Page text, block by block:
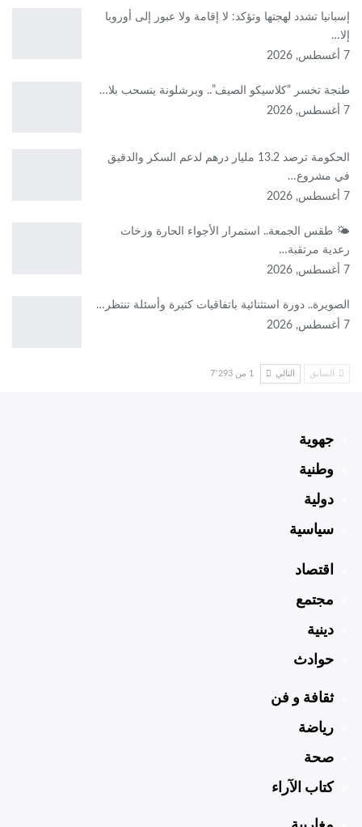
إسبانيا تشدد لهجتها وتؤكد: لا إقامة ولا عبور إلى أوروبا
إلا…
7 أغسطس, 2026
طنجة تخسر “كلاسيكو الصيف”.. وبرشلونة ينسحب بلا…
7 أغسطس, 2026
الحكومة ترصد 13.2 مليار درهم لدعم السكر والدقيق
في مشروع…
7 أغسطس, 2026
🌤️ طقس الجمعة.. استمرار الأجواء الحارة وزخات
رعدية مرتقبة…
7 أغسطس, 2026
الصويرة.. دورة استثنائية باتفاقيات كثيرة وأسئلة تنتظر…
7 أغسطس, 2026
السابق التالي 1 من 7٬293
جهوية
وطنية
دولية
سياسية
اقتصاد
مجتمع
دينية
حوادث
ثقافة و فن
رياضة
صحة
كتاب الآراء